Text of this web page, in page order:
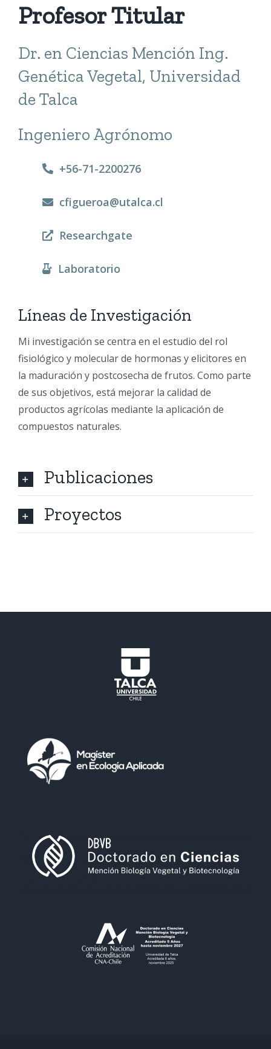
Profesor Titular
Dr. en Ciencias Mención Ing.
Genética Vegetal, Universidad
de Talca
Ingeniero Agrónomo
+56-71-2200276
cfigueroa@utalca.cl
Researchgate
Laboratorio
Líneas de Investigación
Mi investigación se centra en el estudio del rol
fisiológico y molecular de hormonas y elicitores en
la maduración y postcosecha de frutos. Como parte
de sus objetivos, está mejorar la calidad de
productos agrícolas mediante la aplicación de
compuestos naturales.
Publicaciones
Proyectos